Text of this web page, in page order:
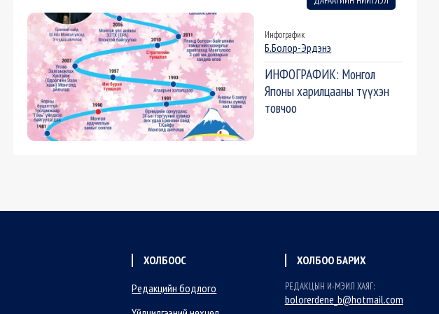
Инфографик
Б.Болор-Эрдэнэ
ИНФОГРАФИК: Монгол
Японы харилцааны түүхэн
товчоо
ХОЛБООС
Редакцийн бодлого
ХОЛБОО БАРИХ
РЕДАКЦЫН И-МЭИЛ ХАЯГ:
bolorerdene_b@hotmail.com